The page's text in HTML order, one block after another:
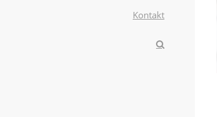
Kontakt